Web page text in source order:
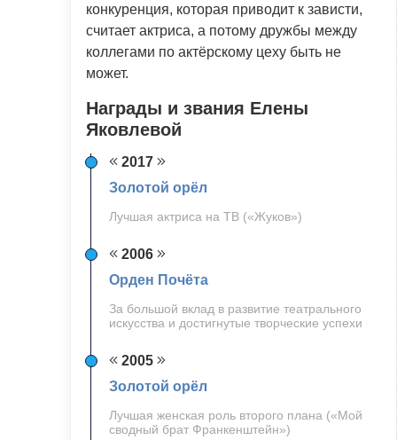
конкуренция, которая приводит к зависти,
считает актриса, а потому дружбы между
коллегами по актёрскому цеху быть не
может.
Награды и звания Елены
Яковлевой
2017
Золотой орёл
Лучшая актриса на ТВ («Жуков»)
2006
Орден Почёта
За большой вклад в развитие театрального
искусства и достигнутые творческие успехи
2005
Золотой орёл
Лучшая женская роль второго плана («Мой
сводный брат Франкенштейн»)